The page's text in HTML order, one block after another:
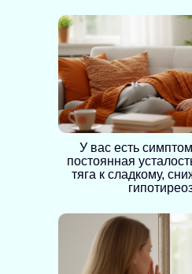
У вас есть
постоянная
тяга к сладкому,